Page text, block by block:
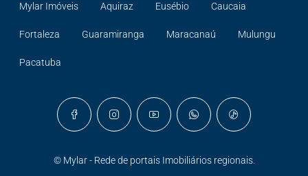
Mylar Imóveis Aquiraz Eusébio Caucaia
Fortaleza Guaramiranga Maracanaú Mulungu
Pacatuba
© Mylar - Rede de portais Imobiliários regionais.